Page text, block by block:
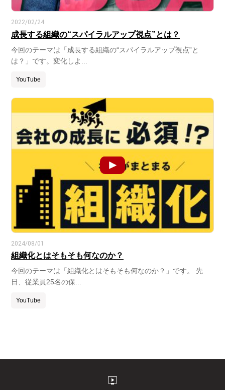
2022/02/24
成長する組織の“スパイラルアップ視点”とは？
今回のテーマは「成長する組織の“スパイラルアップ視点”と
は？」です。変化しよ...
YouTube
2024/08/01
組織化とはそもそも何なのか？
今回のテーマは「組織化とはそもそも何なのか？」です。 先
日、従業員25名の保...
YouTube
live_tv